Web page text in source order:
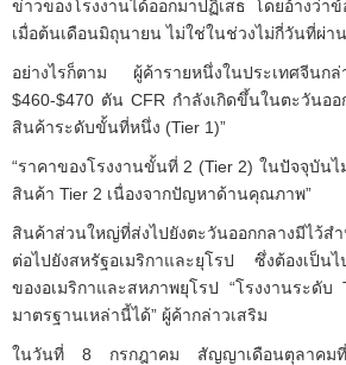
ข่าวของโรงงานได้ออกมาปฏิเสธ โดยอ้างว่า
เมื่อต้นเดือนมิถุนายน ไม่ใช่ในช่วงไม่กี่วันที่ผ่า
อย่างไรก็ตาม ผู้ค้ารายหนึ่งในประเทศจีนก
$460-$470 ตัน CFR กำลังเกิดขึ้นในตะวันอ
สินค้าระดับขั้นที่หนึ่ง (Tier 1)”
“ราคาของโรงงานขั้นที่ 2 (Tier 2) ในปัจจุบัน
สินค้า Tier 2 เนื่องจากปัญหาด้านคุณภาพ”
สินค้าส่วนใหญ่ที่ส่งไปยังตะวันออกกลางมีไว้ส
ต่อไปยังสหรัฐอเมริกาและยุโรป ซึ่งต้องเป็น
ของอเมริกาและสหภาพยุโรป “โรงงานระดั
มาตรฐานเหล่านี้ได้” ผู้ค้ากล่าวเสริม
ในวันที่ 8 กรกฎาคม สัญญาเดือนตุลาคมที่